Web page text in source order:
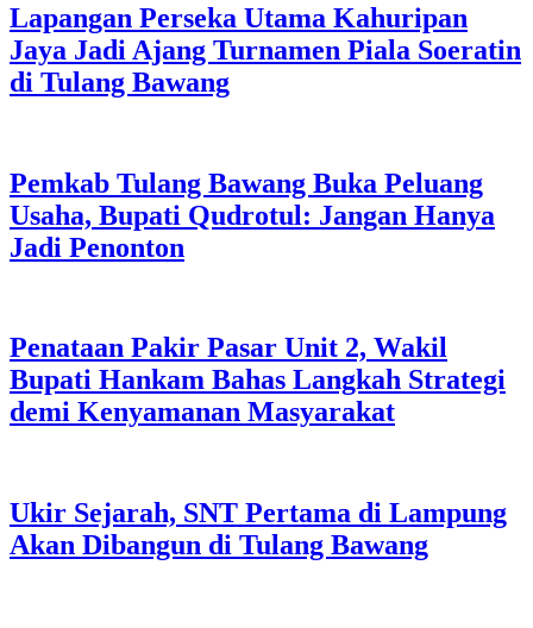
Lapangan Perseka Utama Kahuripan
Jaya Jadi Ajang Turnamen Piala Soeratin
di Tulang Bawang
Pemkab Tulang Bawang Buka Peluang
Usaha, Bupati Qudrotul: Jangan Hanya
Jadi Penonton
Penataan Pakir Pasar Unit 2, Wakil
Bupati Hankam Bahas Langkah Strategi
demi Kenyamanan Masyarakat
Ukir Sejarah, SNT Pertama di Lampung
Akan Dibangun di Tulang Bawang